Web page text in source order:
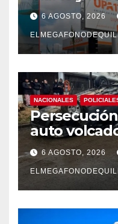
pase a
mejoras
6 AGOSTO, 2026
NACIONALES
auto
detenidos
Solano
6 AGOSTO, 2026